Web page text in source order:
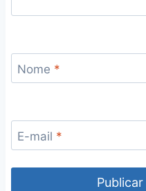
Nome *
E-mail *